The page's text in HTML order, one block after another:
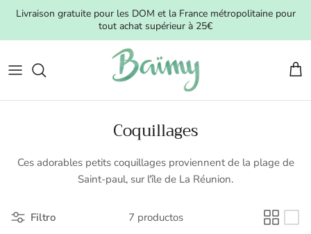
Ir al contenido
Livraison gratuite pour les DOM et la France métropolitaine pour
tout achat supérieur à 25€
Coquillages
Ces adorables petits coquillages proviennent de la plage de
Saint-paul, sur l'île de La Réunion.
Filtro 7 productos